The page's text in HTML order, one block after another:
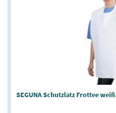
SEGUNA Schutzlatz Frottee weiß